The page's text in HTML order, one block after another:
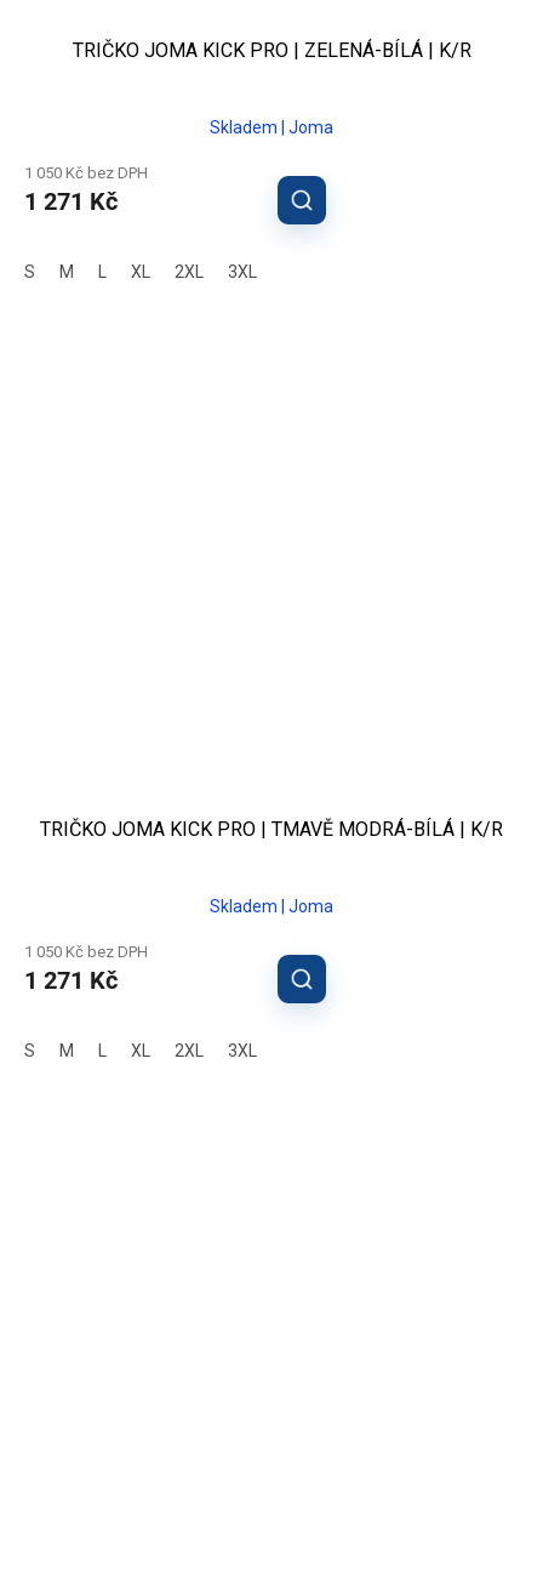
TRIČKO JOMA KICK PRO | ZELENÁ-BÍLÁ | K/R
Skladem | Joma
1 050 Kč bez DPH
1 271 Kč
S M L XL 2XL 3XL
TRIČKO JOMA KICK PRO | TMAVĚ MODRÁ-BÍLÁ | K/R
Skladem | Joma
1 050 Kč bez DPH
1 271 Kč
S M L XL 2XL 3XL